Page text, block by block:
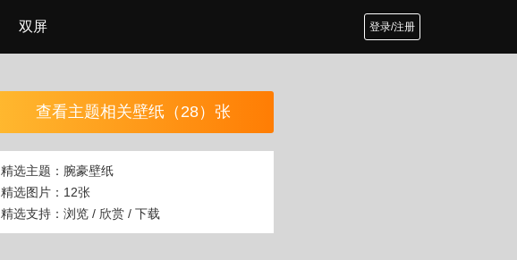
双屏 登录/注册
查看主题相关壁纸（28）张
精选主题：腕豪壁纸
精选图片：12张
精选支持：浏览 / 欣赏 / 下载